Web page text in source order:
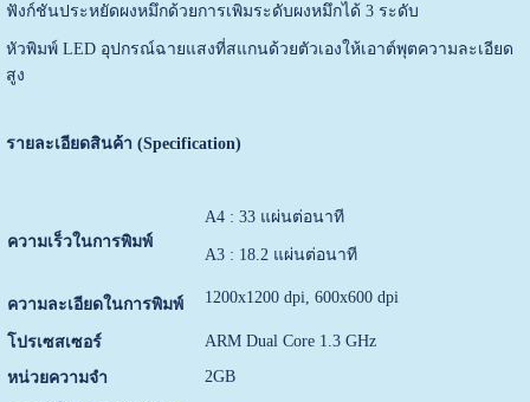
ฟังก์ชันประหยัดผงหมึกด้วยการเพิมระดับผงหมึกได้ 3 ระดับ
หัวพิมพ์ LED อุปกรณ์ฉายแสงที่สแกนด้วยตัวเองให้เอาต์พุตความละเอียด
สูง
รายละเอียดสินค้า (Specification)
ความเร็วในการพิมพ์
A4 : 33 แผ่นต่อนาที
A3 : 18.2 แผ่นต่อนาที
ความละเอียดในการพิมพ์ 1200x1200 dpi, 600x600 dpi
โปรเซสเซอร์ ARM Dual Core 1.3 GHz
หน่วยความจำ 2GB